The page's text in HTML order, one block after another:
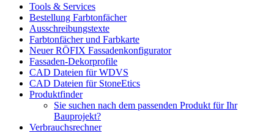
Tools & Services
Bestellung Farbtonfächer
Ausschreibungstexte
Farbtonfächer und Farbkarte
Neuer RÖFIX Fassadenkonfigurator
Fassaden-Dekorprofile
CAD Dateien für WDVS
CAD Dateien für StoneEtics
Produktfinder
Sie suchen nach dem passenden Produkt für Ihr
Bauprojekt?
Verbrauchsrechner